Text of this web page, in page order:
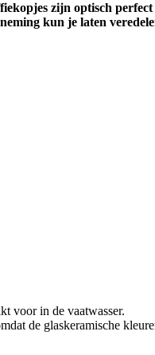
zijn optisch
kun je laten
voor in de vaatwasser.
de glaskeramische